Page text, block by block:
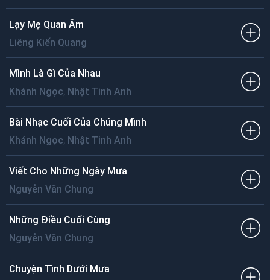
Lạy Mẹ Quan Âm
Liêng Kiến Quang
Mình Là Gì Của Nhau
Khánh Ngọc, Nhật Tinh Anh
Bài Nhạc Cuối Của Chúng Mình
Khánh Ngọc, Nhật Tinh Anh
Viết Cho Những Ngày Mưa
Nguyễn Văn Chung
Những Điều Cuối Cùng
Nguyễn Văn Chung
Chuyện Tình Dưới Mưa